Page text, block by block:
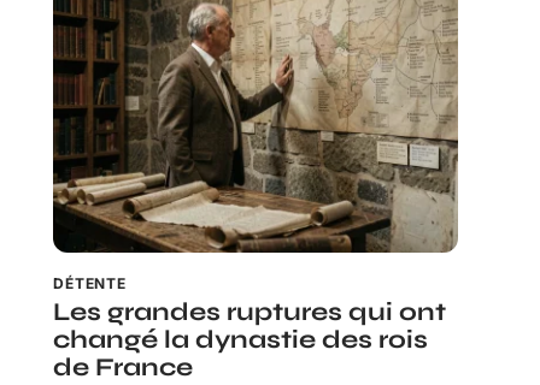
DÉTENTE
Les grandes ruptures qui ont
changé la dynastie des rois
de France